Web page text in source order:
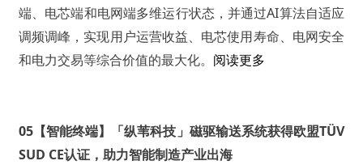
端、电芯端和电网端多维运行状态，并通过AI算法自适应
调频调峰，实现用户运营收益、电芯使用寿命、电网安全
和电力交易等综合价值的最大化。 阅读更多
05【智能终端】「纵苇科技」磁驱输送系统获得欧盟TÜV
SUD CE认证，助力智能制造产业出海